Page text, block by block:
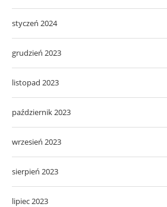
styczeń 2024
grudzień 2023
listopad 2023
październik 2023
wrzesień 2023
sierpień 2023
lipiec 2023